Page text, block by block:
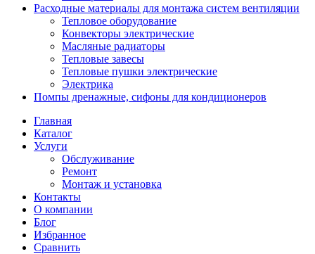
Расходные материалы для монтажа систем вентиляции
Тепловое оборудование
Конвекторы электрические
Масляные радиаторы
Тепловые завесы
Тепловые пушки электрические
Электрика
Помпы дренажные, сифоны для кондиционеров
Главная
Каталог
Услуги
Обслуживание
Ремонт
Монтаж и установка
Контакты
О компании
Блог
Избранное
Сравнить